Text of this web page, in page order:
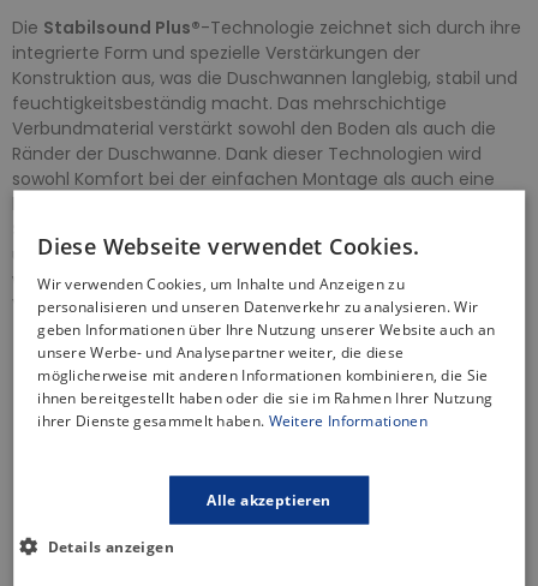
Die Stabilsound Plus®-Technologie zeichnet sich durch ihre
integrierte Form und spezielle Verstärkungen der
Konstruktion aus, was die Duschwannen langlebig, stabil und
feuchtigkeitsbeständig macht. Das mehrschichtige
Verbundmaterial verstärkt sowohl den Boden als auch die
Ränder der Duschwanne. Dank dieser Technologien wird
sowohl Komfort bei der einfachen Montage als auch eine
und Ränder der Duschwanne) und vereint so die
wünschenswerten Eigenschaften von Duschwannen.
Vorteile der Technologie:
Hohe Schlagfestigkeit - Die Duschwannen sind
beständig gegen zufällige Schläge, z. B. das Herunterfallen
von Kosmetikprodukten.
100% Stabilität - AlleStabilsound Plus®-Produkte bieten
Nutzung gewährleistet.
Sicherheit und Schutz - Die Stahlverstärkungen der
Konstruktion und dasStabilsound Plus®-System sorgen
für Sicherheit, während die gefüllte Konstruktion vor
Diese Webseite verwendet Cookies.
Wir verwenden Cookies, um Inhalte und Anzeigen zu
personalisieren und unseren Datenverkehr zu analysieren. Wir
geben Informationen über Ihre Nutzung unserer Website auch an
unsere Werbe- und Analysepartner weiter, die diese
möglicherweise mit anderen Informationen kombinieren, die Sie
ihnen bereitgestellt haben oder die sie im Rahmen Ihrer Nutzung
ihrer Dienste gesammelt haben. Weitere Informationen
Alle akzeptieren
Details anzeigen